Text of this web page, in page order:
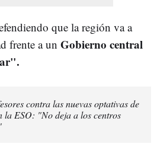
que la región va a
frente a un Gobierno central
contra las nuevas optativas de
la ESO: "No deja a los centros